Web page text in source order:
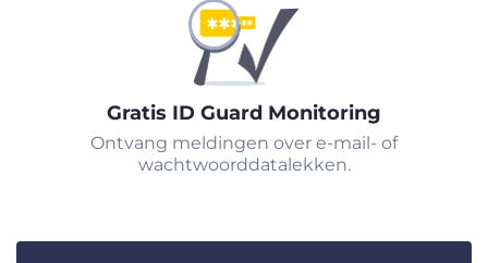
Gratis ID Guard Monitoring
Ontvang meldingen over e-mail- of
wachtwoorddatalekken.